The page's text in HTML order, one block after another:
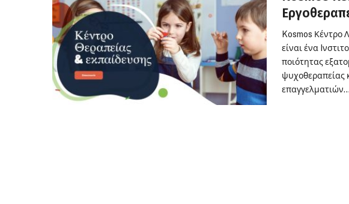
Kosmos Κέντρο
είναι ένα
ποιότητας
ψυχοθεραπείας
επαγγελματιών…